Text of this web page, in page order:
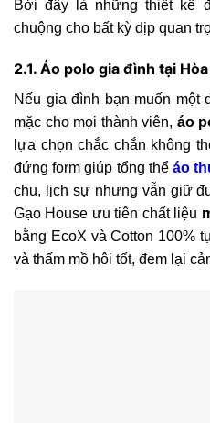
Bởi đây là những thiết kế
chuộng cho bất kỳ dịp quan
2.1. Áo polo gia đình tại
Nếu gia đình bạn muốn
mặc cho mọi thành viên, áo
lựa chọn chắc chắn không
đứng form giúp tổng thể áo
chu, lịch sự nhưng vẫn giữ
Gạo House ưu tiên chất liệu
bằng EcoX và Cotton 100%
và thấm mồ hôi tốt, đem lại